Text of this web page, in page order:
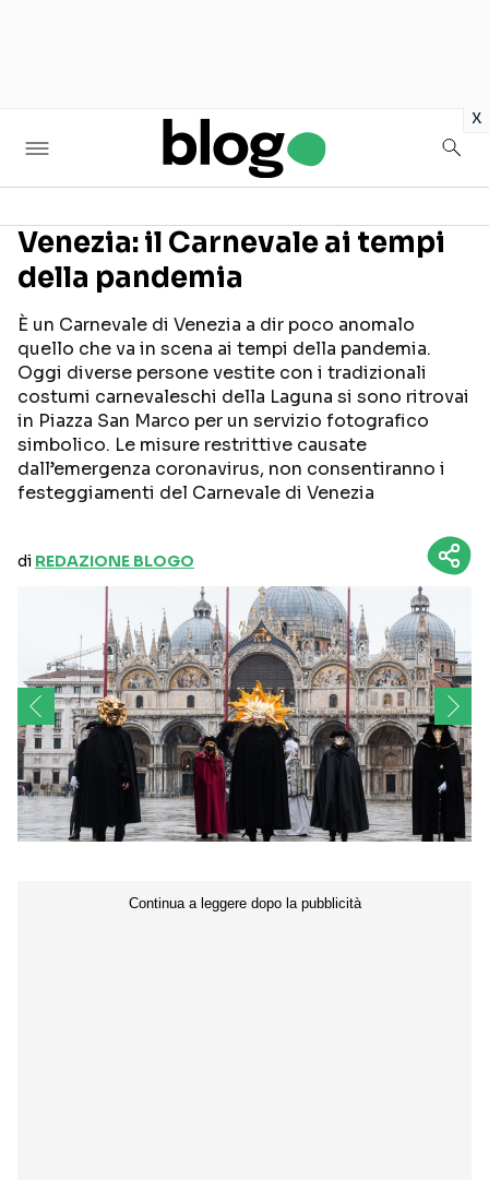
x
Seguici sui social
Venezia: il Carnevale ai tempi
della pandemia
È un Carnevale di Venezia a dir poco anomalo
quello che va in scena ai tempi della pandemia.
Oggi diverse persone vestite con i tradizionali
costumi carnevaleschi della Laguna si sono ritrovai
in Piazza San Marco per un servizio fotografico
simbolico. Le misure restrittive causate
dall’emergenza coronavirus, non consentiranno i
festeggiamenti del Carnevale di Venezia
di REDAZIONE BLOGO